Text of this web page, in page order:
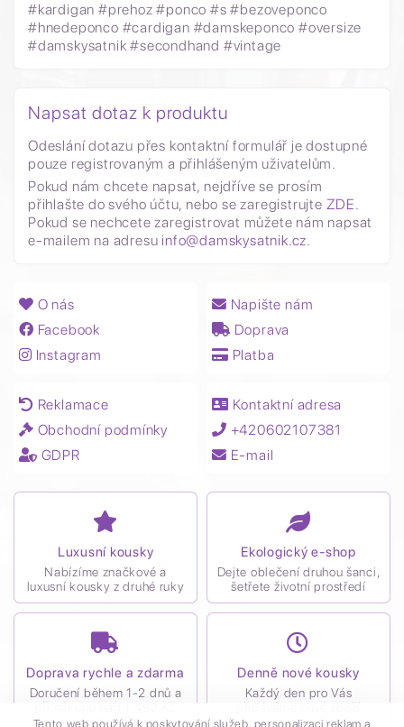
#kardigan #prehoz #ponco #s #bezoveponco
#hnedeponco #cardigan #damskeponco #oversize
#damskysatnik #secondhand #vintage
Napsat dotaz k produktu
Odeslání dotazu přes kontaktní formulář je dostupné
pouze registrovaným a přihlášeným uživatelům.
Pokud nám chcete napsat, nejdříve se prosím
přihlašte do svého účtu, nebo se zaregistrujte ZDE.
Pokud se nechcete zaregistrovat můžete nám napsat
e-mailem na adresu info@damskysatnik.cz.
O nás
Facebook
Instagram
Napište nám
Doprava
Platba
Reklamace
Obchodní podmínky
GDPR
Kontaktní adresa
+420602107381
E-mail
Luxusní kousky
Nabízíme značkové a
luxusní kousky z druhé ruky
Ekologický e-shop
Dejte oblečení druhou šanci,
šetřete životní prostředí
Doprava rychle a zdarma
Doručení během 1-2 dnů a
při nákupu nad 1 490 Kč
zdarma
Denně nové kousky
Každý den pro Vás
přidáváme nové zboží
Tento web používá k poskytování služeb, personalizaci reklam a